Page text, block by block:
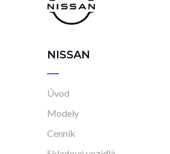
NISSAN
Úvod
Modely
Cenník